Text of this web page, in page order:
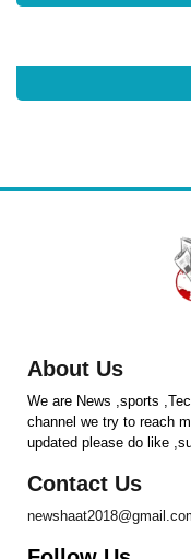
About Us
We are News ,sports
channel we try to reach
updated please do like
Contact Us